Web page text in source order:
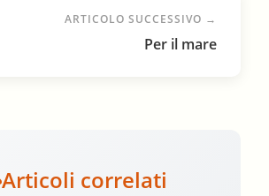
ARTICOLO SUCCESSIVO →
Per il mare
Articoli correlati